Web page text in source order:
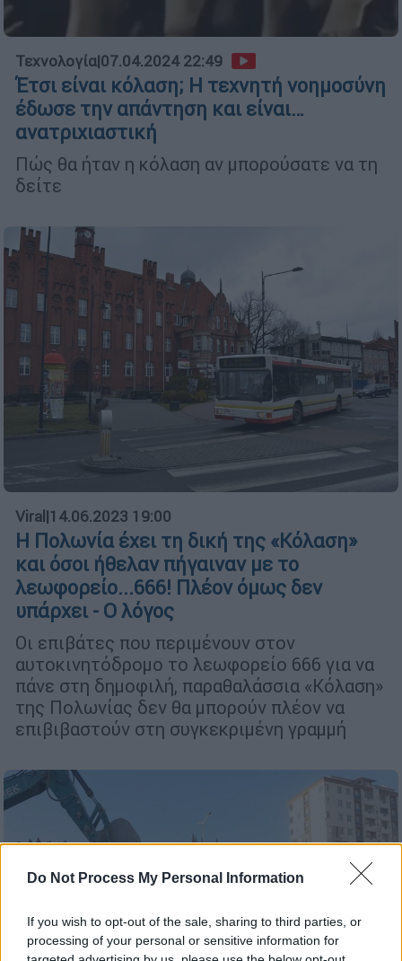
Do Not Process My Personal Information
If you wish to opt-out of the sale, sharing to third parties, or
processing of your personal or sensitive information for
Τεχνολογία|07.04.2024 22:49
Έτσι είναι κόλαση; Η τεχνητή νοημοσύνη
έδωσε την απάντηση και είναι…
ανατριχιαστική
Πώς θα ήταν η κόλαση αν μπορούσατε να τη
δείτε
Viral |14.06.2023 19:00
Η Πολωνία έχει τη δική της «Κόλαση»
και όσοι ήθελαν πήγαιναν με το
λεωφορείο...666! Πλέον όμως δεν
υπάρχει - Ο λόγος
Οι επιβάτες που περιμένουν στον
αυτοκινητόδρομο το λεωφορείο 666 για να
πάνε στη δημοφιλή, παραθαλάσσια «Κόλαση»
της Πολωνίας δεν θα μπορούν πλέον να
επιβιβαστούν στη συγκεκριμένη γραμμή